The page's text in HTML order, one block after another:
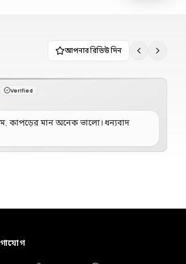
আপনার রিভিউ দিন
Verified
কাপড়ের মান অনেক ভালো। ধন্যবাদ